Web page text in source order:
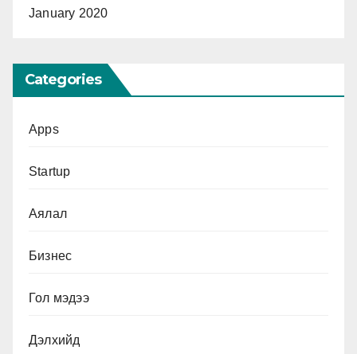
January 2020
Categories
Apps
Startup
Аялал
Бизнес
Гол мэдээ
Дэлхийд